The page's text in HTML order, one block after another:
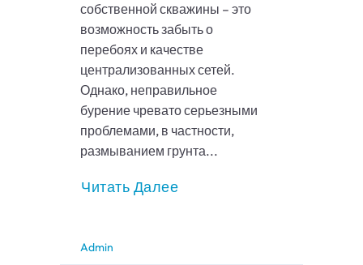
собственной скважины – это
возможность забыть о
перебоях и качестве
централизованных сетей.
Однако, неправильное
бурение чревато серьезными
проблемами, в частности,
размыванием грунта...
Читать Далее
Admin